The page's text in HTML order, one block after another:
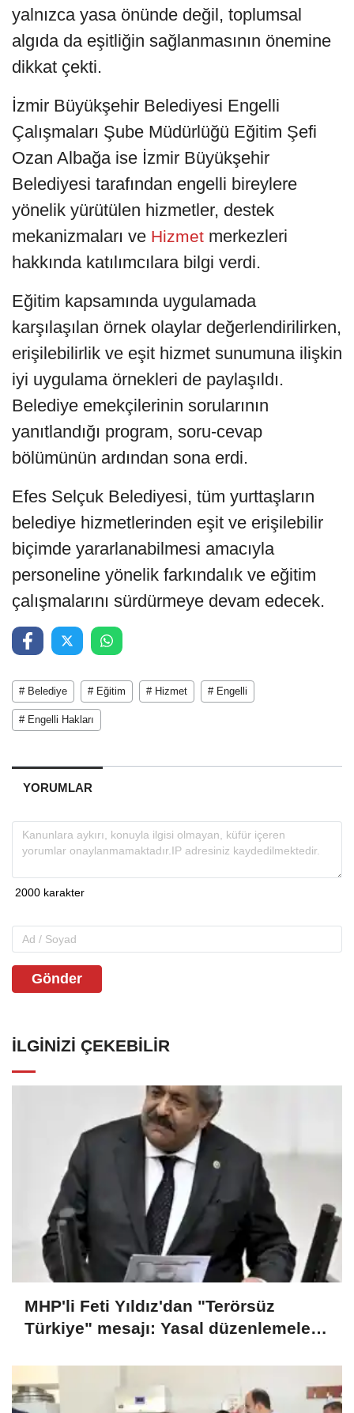
yalnızca yasa önünde değil, toplumsal
algıda da eşitliğin sağlanmasının önemine
dikkat çekti.
İzmir Büyükşehir Belediyesi Engelli
Çalışmaları Şube Müdürlüğü Eğitim Şefi
Ozan Albağa ise İzmir Büyükşehir
Belediyesi tarafından engelli bireylere
yönelik yürütülen hizmetler, destek
mekanizmaları ve Hizmet merkezleri
hakkında katılımcılara bilgi verdi.
Eğitim kapsamında uygulamada
karşılaşılan örnek olaylar değerlendirilirken,
erişilebilirlik ve eşit hizmet sunumuna ilişkin
iyi uygulama örnekleri de paylaşıldı.
Belediye emekçilerinin sorularının
yanıtlandığı program, soru-cevap
bölümünün ardından sona erdi.
Efes Selçuk Belediyesi, tüm yurttaşların
belediye hizmetlerinden eşit ve erişilebilir
biçimde yararlanabilmesi amacıyla
personeline yönelik farkındalık ve eğitim
çalışmalarını sürdürmeye devam edecek.
# Belediye # Eğitim # Hizmet # Engelli
# Engelli Hakları
YORUMLAR
Gönder
İLGINIZI ÇEKEBILIR
MHP'li Feti Yıldız'dan "Terörsüz
Türkiye" mesajı: Yasal düzenlemeler